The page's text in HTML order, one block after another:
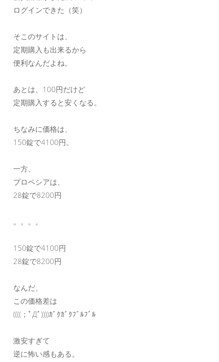
ログインできた（笑）
そこのサイトは、
定期購入も出来るから
便利なんだよね。
あとは、100円だけど
定期購入すると安くなる。
ちなみに価格は、
150錠で4100円。
一方、
プロペシアは、
28錠で8200円
。。。。
150錠で4100円
28錠で8200円
なんだ、
この価格差は
((((；ﾟДﾟ))))ｶﾞｸｶﾞｸﾌﾞﾙﾌﾞﾙ
激安すぎて
逆に怖い感もある。